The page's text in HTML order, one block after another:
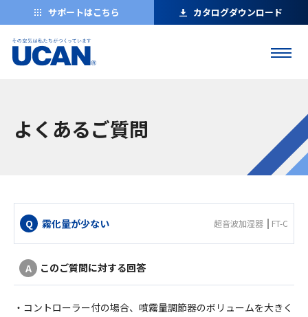
サポートはこちら カタログダウンロード
よくあるご質問
霧化量が少ない 超音波加湿器 FT-C
このご質問に対する回答
・コントローラー付の場合、噴霧量調節器のボリュームを大きく